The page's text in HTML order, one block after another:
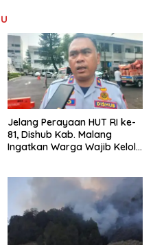
Jelang Perayaan HUT RI ke-
81, Dishub Kab. Malang
Ingatkan Warga Wajib Kelola